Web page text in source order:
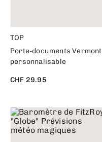
TOP
Porte-documents Vermont
personnalisable
CHF 29.95